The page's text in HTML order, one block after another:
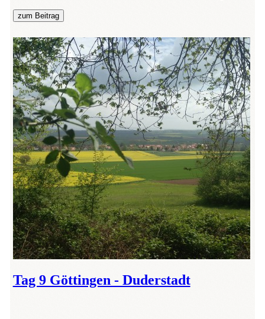
zum Beitrag
Tag 9 Göttingen - Duderstadt